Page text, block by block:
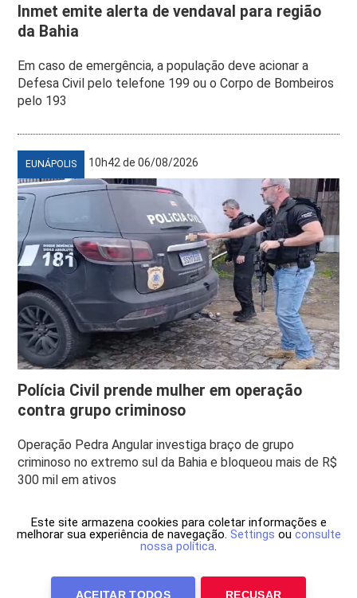
Inmet emite alerta de vendaval para região
da Bahia
Em caso de emergência, a população deve acionar a
Defesa Civil pelo telefone 199 ou o Corpo de Bombeiros
pelo 193
EUNÁPOLIS 10h42 de 06/08/2026
Polícia Civil prende mulher em operação
contra grupo criminoso
Operação Pedra Angular investiga braço de grupo
criminoso no extremo sul da Bahia e bloqueou mais de R$
300 mil em ativos
Este site armazena cookies para coletar informações e
melhorar sua experiência de navegação. Settings ou consulte
nossa política.
ACEITAR TODOS RECUSAR